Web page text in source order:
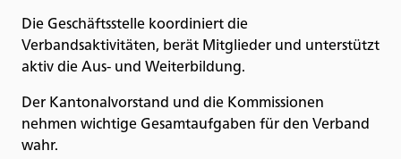
Die Geschäftsstelle koordiniert die
Verbandsaktivitäten, berät Mitglieder und unterstützt
aktiv die Aus- und Weiterbildung.
Der Kantonalvorstand und die Kommissionen
nehmen wichtige Gesamtaufgaben für den Verband
wahr.